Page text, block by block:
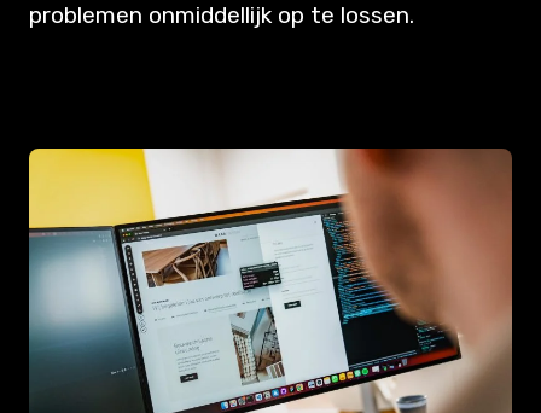
problemen onmiddellijk op te lossen.